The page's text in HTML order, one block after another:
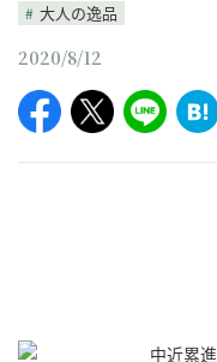
大人の逸品
2020/8/12